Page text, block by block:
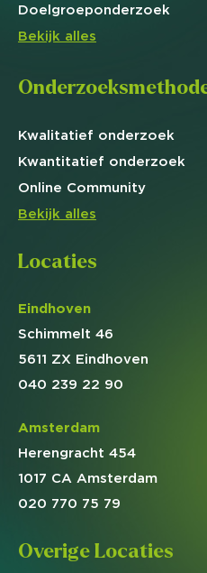
Doelgroeponderzoek
Bekijk alles
Kwalitatief onderzoek
Kwantitatief onderzoek
Online Community
Bekijk alles
Locaties
Eindhoven
Schimmelt 46
5611 ZX Eindhoven
040 239 22 90
Amsterdam
Herengracht 454
1017 CA Amsterdam
020 770 75 79
Overige Locaties